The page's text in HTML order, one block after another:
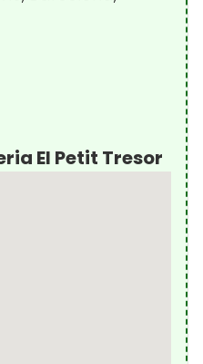
El Petit Tresor